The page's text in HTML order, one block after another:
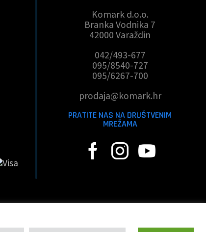
Komark d.o.o.
Branka Vodnika 7
42000 Varaždin
042/493-677
095/8540-727
095/6267-700
prodaja@komark.hr
PRATITE NAS NA DRUŠTVENIM
MREŽAMA